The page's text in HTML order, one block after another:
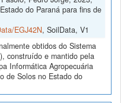
do Paraná para fins de
EGJ42N, SoilData, V1
obtidos do Sistema
construído e mantido pela
Informática Agropecuária
de Solos no Estado do